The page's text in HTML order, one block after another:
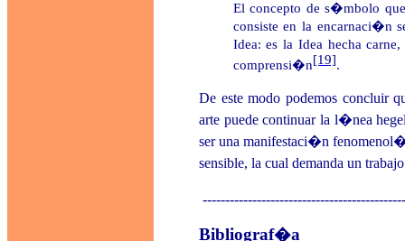
El concepto de s�mbolo
consiste en la encarnaci�n
Idea: es la Idea hecha
comprensi�n[19].
De este modo podemos concluir
arte puede continuar la l�nea
ser una manifestaci�n
sensible, la cual demanda un
Bibliograf�a